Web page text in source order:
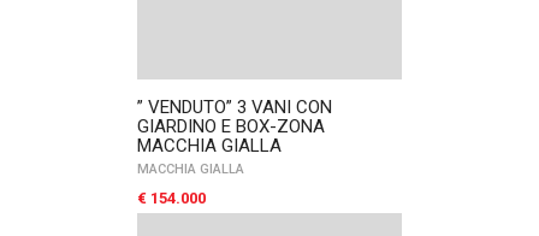
” VENDUTO” 3 VANI CON
GIARDINO E BOX-ZONA
MACCHIA GIALLA
MACCHIA GIALLA
€ 154.000